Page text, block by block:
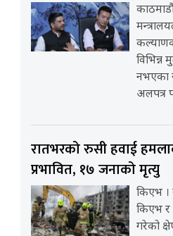
विभिन्न
नभएका
अलपत्र
रातभरको रुसी हवाई
प्रभावित, १७ जनाको मृत्यु
किएभ ।
किएभ र
गरेको